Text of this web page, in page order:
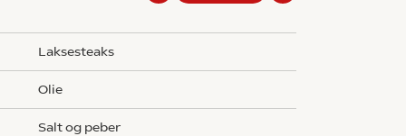
laksesteaks
olie
salt og peber